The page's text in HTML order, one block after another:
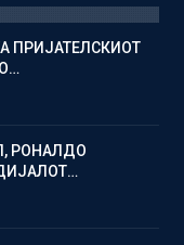
ПРИЈАТЕЛСКИОТ
РОНАЛДО